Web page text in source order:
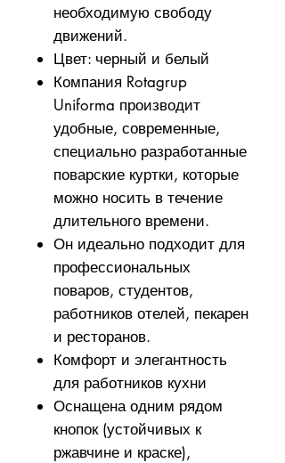
необходимую свободу
движений.
Цвет: черный и белый
Компания Rotagrup
Uniforma производит
удобные, современные,
специально разработанные
поварские куртки, которые
можно носить в течение
длительного времени.
Он идеально подходит для
профессиональных
поваров, студентов,
работников отелей, пекарен
и ресторанов.
Комфорт и элегантность
для работников кухни
Оснащена одним рядом
кнопок (устойчивых к
ржавчине и краске),